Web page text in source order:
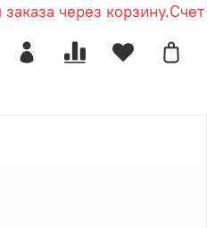
через корзину.Счет